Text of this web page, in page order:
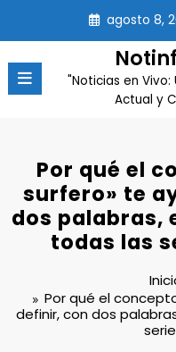
contenido
agosto 8,
"Noticias en
Actual y
Por qué el
surfero» te
dos palabras,
todas las
Por qué el
definir, con dos